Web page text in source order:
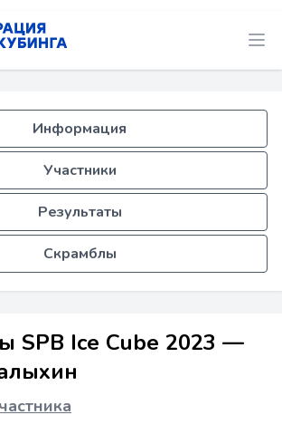
Информация
Участники
Результаты
Скрамблы
SPB Ice Cube 2023 —